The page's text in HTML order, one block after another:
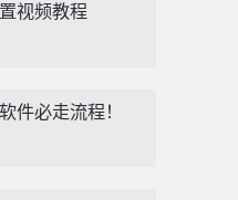
视频教程
件必走流程！